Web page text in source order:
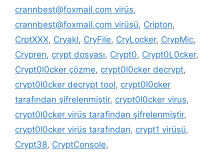
crannbest@foxmail.com virüs,
crannbest@foxmail.com virüsü, Cripton,
CrptXXX, Cryakl, CryFile, CryLocker, CrypMic,
Crypren, crypt dosyası, Crypt0, Crypt0L0cker,
Crypt0l0cker çözme, crypt0l0cker decrypt,
crypt0l0cker decrypt tool, crypt0l0cker
tarafından şifrelenmiştir, crypt0l0cker virus,
crypt0l0cker virüs tarafindan şifrelenmiştir,
crypt0l0cker virüs tarafından, crypt1 virüsü,
Crypt38, CryptConsole,